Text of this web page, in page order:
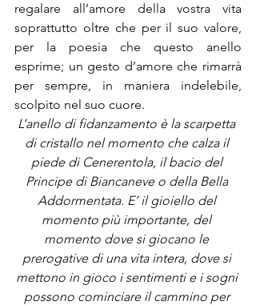
regalare all’amore della vostra vita
soprattutto oltre che per il suo valore,
per la poesia che questo anello
esprime; un gesto d’amore che rimarrà
per sempre, in maniera indelebile,
scolpito nel suo cuore.
L’anello di fidanzamento è la scarpetta
di cristallo nel momento che calza il
piede di Cenerentola, il bacio del
Principe di Biancaneve o della Bella
Addormentata. E’ il gioiello del
momento più importante, del
momento dove si giocano le
prerogative di una vita intera, dove si
mettono in gioco i sentimenti e i sogni
possono cominciare il cammino per